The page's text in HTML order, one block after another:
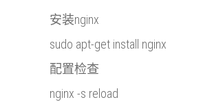
安装nginx
sudo apt-get install nginx
配置检查
nginx -s reload